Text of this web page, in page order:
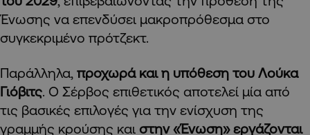
Ένωσης να επενδύσει μακροπρόθεσμα στο
συγκεκριμένο πρότζεκτ.
Παράλληλα, προχωρά και η υπόθεση του Λούκα
Γιόβιτς. Ο Σέρβος επιθετικός αποτελεί μία από
τις βασικές επιλογές για την ενίσχυση της
γραμμής κρούσης και στην «Ένωση» εργάζονται